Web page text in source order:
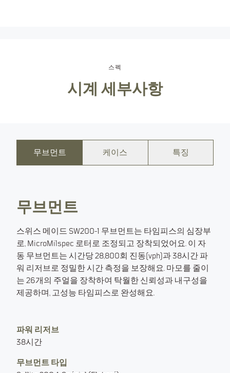
스펙
시계 세부사항
무브먼트 케이스 특징
무브먼트
스위스 메이드 SW200-1 무브먼트는 타임피스의 심장부
로, MicroMilspec 로터로 조정되고 장착되었어요. 이 자
동 무브먼트는 시간당 28,800회 진동(vph)과 38시간 파
워 리저브로 정밀한 시간 측정을 보장해요. 마모를 줄이
는 26개의 주얼을 장착하여 탁월한 신뢰성과 내구성을
제공하며, 고성능 타임피스로 완성해요.
파워 리저브
38시간
무브먼트 타입